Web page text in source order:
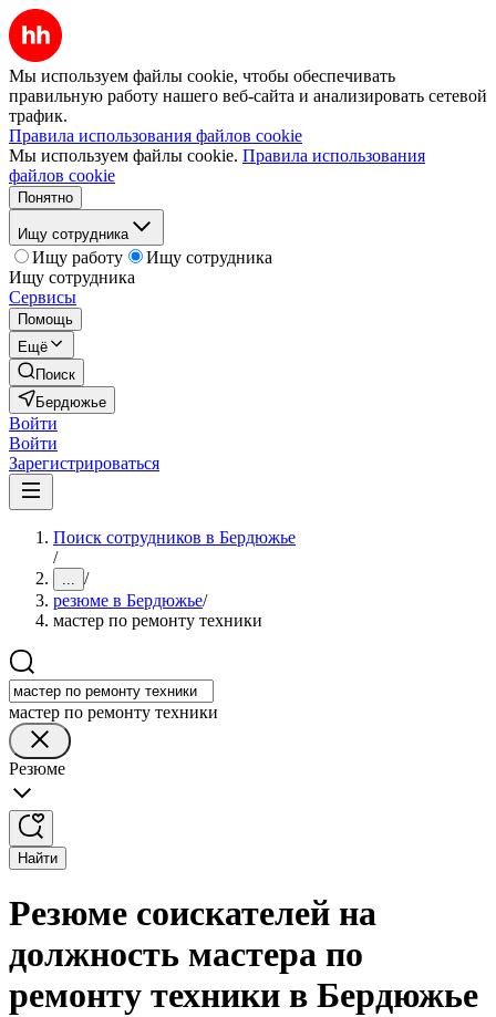
Мы используем файлы cookie, чтобы обеспечивать
правильную работу нашего веб-сайта и анализировать сетевой
трафик.
Правила использования файлов cookie
Мы используем файлы cookie. Правила использования
файлов cookie
Понятно
Ищу сотрудника
Ищу работу
Ищу сотрудника
Ищу сотрудника
Сервисы
Помощь
Ещё
Поиск
Бердюжье
Войти
Войти
Зарегистрироваться
Поиск сотрудников в Бердюжье
/
... /
резюме в Бердюжье/
мастер по ремонту техники
мастер по ремонту техники
Резюме
Найти
Резюме соискателей на
должность мастера по
ремонту техники в Бердюжье